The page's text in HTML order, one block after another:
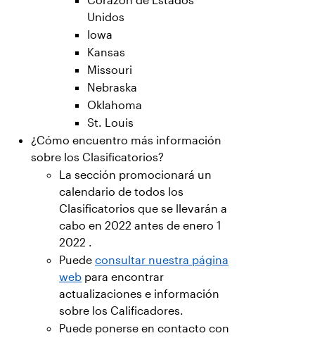
Unidos
Iowa
Kansas
Missouri
Nebraska
Oklahoma
St. Louis
¿Cómo encuentro más información
sobre los Clasificatorios?
La sección promocionará un
calendario de todos los
Clasificatorios que se llevarán a
cabo en 2022 antes de enero 1
2022 .
Puede consultar nuestra página
web para encontrar
actualizaciones e información
sobre los Calificadores.
Puede ponerse en contacto con